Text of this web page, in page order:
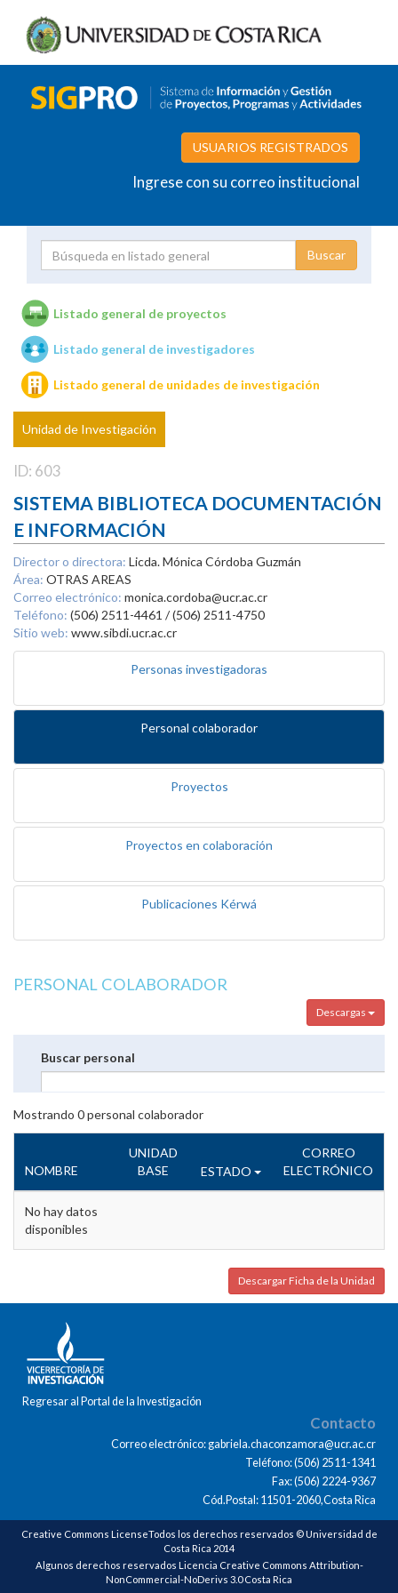
USUARIOS REGISTRADOS
Ingrese con su correo institucional
Unidades de investigación
Listado general de proyectos
Listado general de investigadores
Listado general de unidades de investigación
Unidad de Investigación
ID: 603
SISTEMA BIBLIOTECA DOCUMENTACIÓN
E INFORMACIÓN
Director o directora: Licda. Mónica Córdoba Guzmán
Área: OTRAS AREAS
Correo electrónico: monica.cordoba@ucr.ac.cr
Teléfono: (506) 2511-4461 / (506) 2511-4750
Sitio web: www.sibdi.ucr.ac.cr
Personas investigadoras
Personal colaborador
Proyectos
Proyectos en colaboración
Publicaciones Kérwá
PERSONAL COLABORADOR
Descargas
Buscar personal
Mostrando 0personal colaborador
NOMBRE
UNIDAD
BASE
ESTADO
CORREO
ELECTRÓNICO
No hay datos
disponibles
Descargar Ficha de la Unidad
Regresar al Portal de la Investigación
Contacto
Correo electrónico: gabriela.chaconzamora@ucr.ac.cr
Teléfono: (506) 2511-1341
Fax: (506) 2224-9367
Cód.Postal: 11501-2060,Costa Rica
Creative Commons LicenseTodos los derechos reservados © Universidad de
Costa Rica 2014
Algunos derechos reservados Licencia Creative Commons Attribution-
NonCommercial-NoDerivs 3.0 Costa Rica